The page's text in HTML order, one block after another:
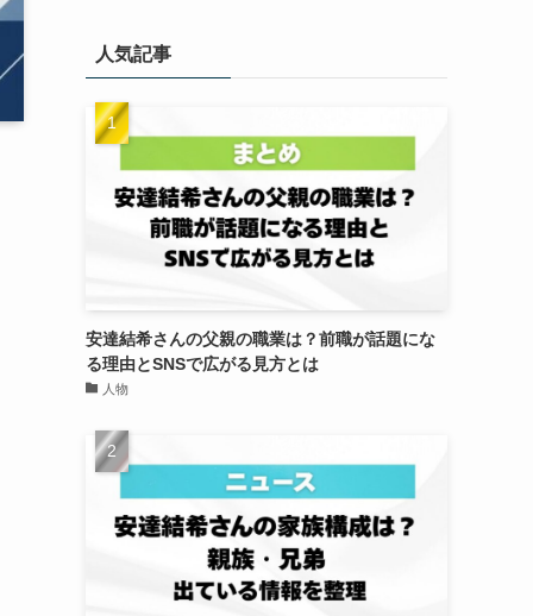
人気記事
安達結希さんの父親の職業は？前職が話題にな
る理由とSNSで広がる見方とは
人物